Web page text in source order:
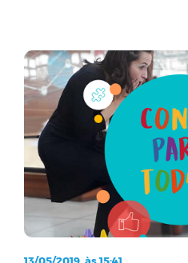
13/05/2019, às 15:41